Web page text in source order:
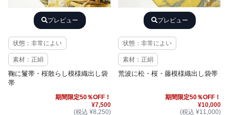
プレビュー
状態：非常によい
素材：正絹
鞠に鬘帯・桜散らし模様織出し袋
帯
期間限定50％OFF！
¥7,500
(税込 ¥8,250)
プレビュー
状態：非常によい
素材：正絹
荒波に松・桜・藤模様織出し袋帯
期間限定50％OFF！
¥10,000
(税込 ¥11,000)